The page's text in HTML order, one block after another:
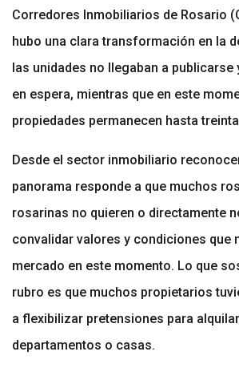
Corredores Inmobiliarios de Rosario
hubo una clara transformación en la
las unidades no llegaban a publicarse
en espera, mientras que en este
propiedades permanecen hasta
Desde el sector inmobiliario
panorama responde a que muchos
rosarinas no quieren o directamente
convalidar valores y condiciones que
mercado en este momento. Lo que
rubro es que muchos propietarios
a flexibilizar pretensiones para
departamentos o casas.